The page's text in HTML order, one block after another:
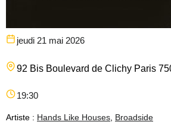
jeudi 21 mai 2026
92 Bis Boulevard de Clichy Paris
19:30
Artiste : Hands Like Houses Broadside